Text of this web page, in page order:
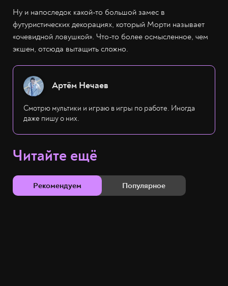
Ну и напоследок какой-то большой замес в
футуристических декорациях, который Морти называет
«очевидной ловушкой». Что-то более осмысленное, чем
экшен, отсюда вытащить сложно.
Артём Нечаев
Смотрю мультики и играю в игры по работе. Иногда
даже пишу о них.
Читайте ещё
Рекомендуем Популярное